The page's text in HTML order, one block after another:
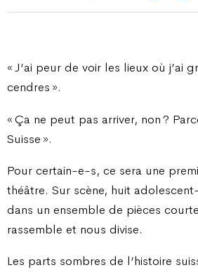
« J’ai peur de voir les lieux où j’ai
cendres ».
« Ça ne peut pas arriver, non ?
Suisse ».
Pour certain-e-s, ce sera une
théâtre. Sur scène, huit
dans un ensemble de pièces
rassemble et nous divise.
Les parts sombres de l’histoire